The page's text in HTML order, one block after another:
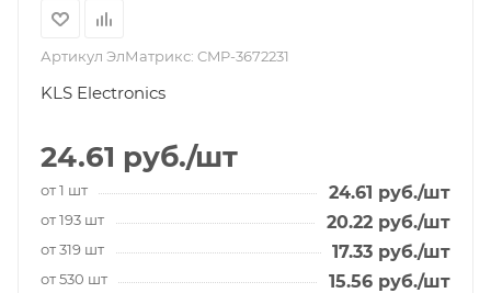
Артикул ЭлМатрикс: CMP-3672231
KLS Electronics
24.61 руб./шт
от 1 шт 24.61 руб./шт
от 193 шт 20.22 руб./шт
от 319 шт 17.33 руб./шт
от 530 шт 15.56 руб./шт